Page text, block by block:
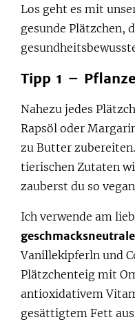
Los geht es mit
gesunde Plätzchen,
Tipp 1 –
Nahezu jedes
Rapsöl oder
zu Butter
tierischen Zutaten
zauberst du so
Ich verwende am
Vanillekipferln und
Plätzchenteig mit
antioxidativem
gesättigtem Fett